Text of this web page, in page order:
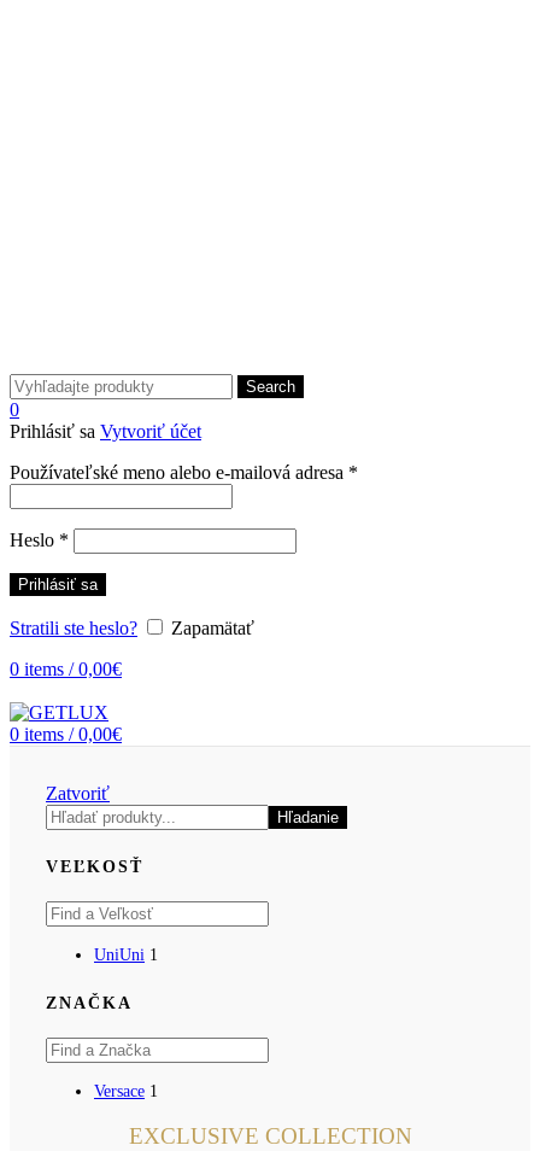
Search
0
Prihlásiť sa Vytvoriť účet
Používateľské meno alebo e-mailová adresa *
Heslo *
Prihlásiť sa
Stratili ste heslo?
Zapamätať
0 items / 0,00€
0 items / 0,00€
Zatvoriť
Hľadať
Hľadanie
VEĽKOSŤ
UniUni 1
ZNAČKA
Versace 1
EXCLUSIVE COLLECTION